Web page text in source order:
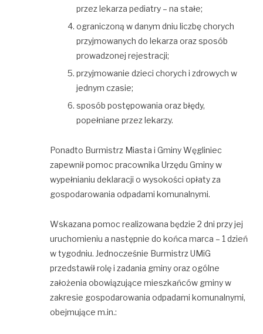
przez lekarza pediatry – na stałe;
ograniczoną w danym dniu liczbę chorych
przyjmowanych do lekarza oraz sposób
prowadzonej rejestracji;
przyjmowanie dzieci chorych i zdrowych w
jednym czasie;
sposób postępowania oraz błędy,
popełniane przez lekarzy.
Ponadto Burmistrz Miasta i Gminy Węgliniec
zapewnił pomoc pracownika Urzędu Gminy w
wypełnianiu deklaracji o wysokości opłaty za
gospodarowania odpadami komunalnymi.
Wskazana pomoc realizowana będzie 2 dni przy jej
uruchomieniu a następnie do końca marca – 1 dzień
w tygodniu. Jednocześnie Burmistrz UMiG
przedstawił rolę i zadania gminy oraz ogólne
założenia obowiązujące mieszkańców gminy w
zakresie gospodarowania odpadami komunalnymi,
obejmujące m.in.: